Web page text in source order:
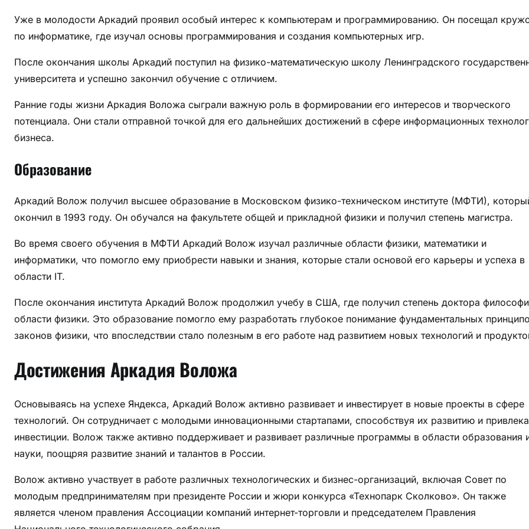
а
Уже в молодости Аркадий проявил особый интерес к компьютерам и программированию. Он посещал
по информатике, где изучал основы программирования и создания компьютерных игр.
После окончания школы Аркадий поступил на физико-математическую школу Ленинградского
университета и успешно закончил обучение с отличием.
Ранние годы жизни Аркадия Воложа сыграли важную роль в формировании его интересов и творческого
потенциала. Они стали отправной точкой для его дальнейших достижений в сфере информационных
бизнеса.
Образование
Аркадий Волож получил высшее образование в Московском физико-техническом институте (МФТИ),
окончил в 1993 году. Он обучался на факультете общей и прикладной физики и получил степень магистра.
Во время своего обучения в МФТИ Аркадий Волож изучал различные области физики, математики и
информатики, что помогло ему приобрести навыки и знания, которые стали основой его карьеры и успеха в
области IT.
После окончания института Аркадий Волож продолжил учебу в США, где получил степень доктора
области физики. Это образование помогло ему разработать глубокое понимание фундаментальных
законов физики, что впоследствии стало полезным в его работе над развитием новых технологий и
Достижения Аркадия Воложа
Основываясь на успехе Яндекса, Аркадий Волож активно развивает и инвестирует в новые проекты в сфере
технологий. Он сотрудничает с молодыми инновационными стартапами, способствуя их развитию и
инвестиции. Волож также активно поддерживает и развивает различные программы в области образования
науки, поощряя развитие знаний и талантов в России.
Волож активно участвует в работе различных технологических и бизнес-организаций, включая Совет по
молодым предпринимателям при президенте России и жюри конкурса «Технопарк Сколково». Он также
является членом правления Ассоциации компаний интернет-торговли и председателем Правления